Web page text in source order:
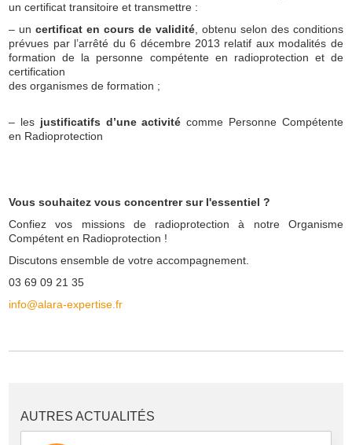
un certificat transitoire et transmettre :
– uncertificat en cours de validité, obtenu selon des conditions
prévues par l’arrêté du 6 décembre 2013 relatif aux modalités de
formation de la personne compétente en radioprotection et de
certification
des organismes de formation ;
– les justificatifs d’une activité comme Personne Compétente
en Radioprotection
Vous souhaitez vous concentrer sur l'essentiel ?
Confiez vos missions de radioprotection à notre Organisme
Compétent en Radioprotection !
Discutons ensemble de votre accompagnement.
03 69 09 21 35
info@alara-expertise.fr
AUTRES ACTUALITÉS